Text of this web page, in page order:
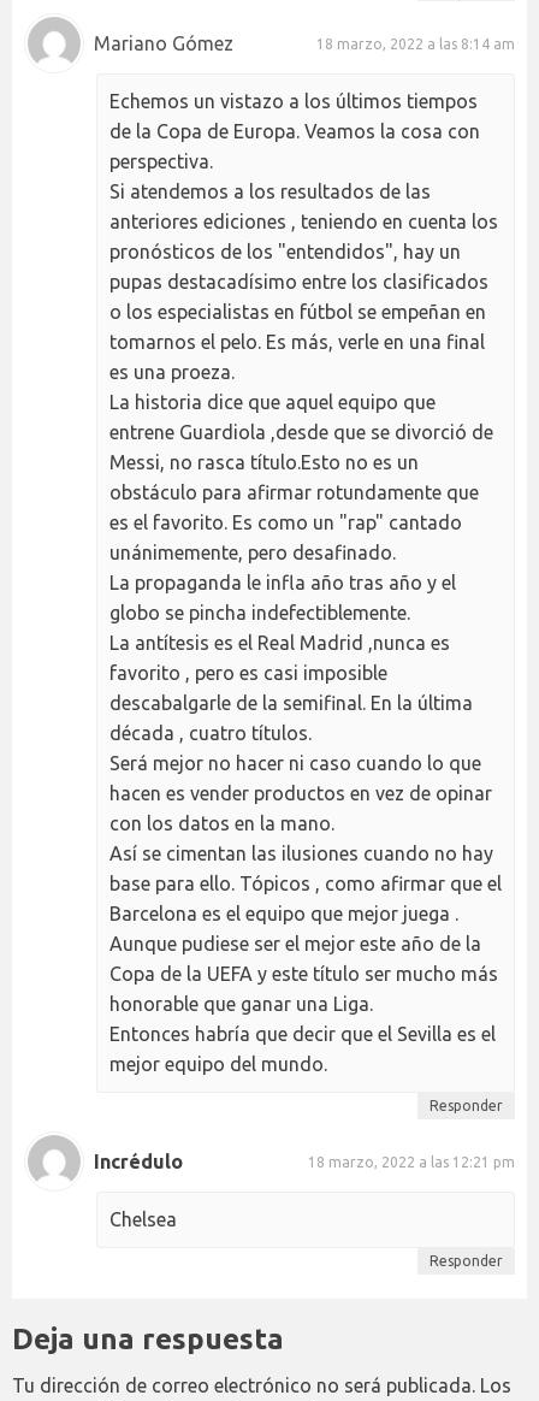
Mariano Gómez 18 marzo, 2022 a las 8:14 am
Echemos un vistazo a los últimos tiempos
de la Copa de Europa. Veamos la cosa con
perspectiva.
Si atendemos a los resultados de las
anteriores ediciones , teniendo en cuenta los
pronósticos de los "entendidos", hay un
pupas destacadísimo entre los clasificados
o los especialistas en fútbol se empeñan en
tomarnos el pelo. Es más, verle en una final
es una proeza.
La historia dice que aquel equipo que
entrene Guardiola ,desde que se divorció de
Messi, no rasca título.Esto no es un
obstáculo para afirmar rotundamente que
es el favorito. Es como un "rap" cantado
unánimemente, pero desafinado.
La propaganda le infla año tras año y el
globo se pincha indefectiblemente.
La antítesis es el Real Madrid ,nunca es
favorito , pero es casi imposible
descabalgarle de la semifinal. En la última
década , cuatro títulos.
Será mejor no hacer ni caso cuando lo que
hacen es vender productos en vez de opinar
con los datos en la mano.
Así se cimentan las ilusiones cuando no hay
base para ello. Tópicos , como afirmar que el
Barcelona es el equipo que mejor juega .
Aunque pudiese ser el mejor este año de la
Copa de la UEFA y este título ser mucho más
honorable que ganar una Liga.
Entonces habría que decir que el Sevilla es el
mejor equipo del mundo.
Responder
Incrédulo 18 marzo, 2022 a las 12:21 pm
Chelsea
Responder
Deja una respuesta
Tu dirección de correo electrónico no será publicada. Los